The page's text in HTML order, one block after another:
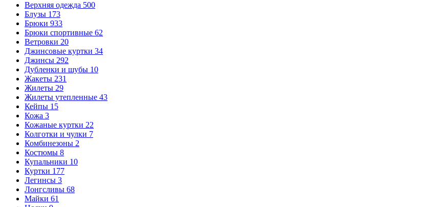
Верхняя одежда 500
Блузы 173
Брюки 933
Брюки спортивные 62
Ветровки 20
Джинсовые куртки 34
Джинсы 292
Дубленки и шубы 10
Жакеты 231
Жилеты 29
Жилеты утепленные 43
Кейпы 15
Кожа 3
Кожаные куртки 22
Колготки и чулки 7
Комбинезоны 2
Костюмы 8
Купальники 10
Куртки 177
Легинсы 3
Лонгсливы 68
Майки 61